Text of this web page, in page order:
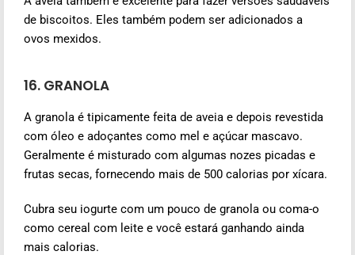
de biscoitos. Eles também podem ser adicionados a
ovos mexidos.
16. GRANOLA
A granola é tipicamente feita de aveia e depois revestida
com óleo e adoçantes como mel e açúcar mascavo.
Geralmente é misturado com algumas nozes picadas e
frutas secas, fornecendo mais de 500 calorias por xícara.
Cubra seu iogurte com um pouco de granola ou coma-o
como cereal com leite e você estará ganhando ainda
mais calorias.